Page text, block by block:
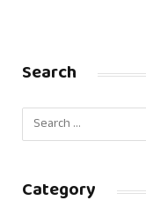
Search
Category